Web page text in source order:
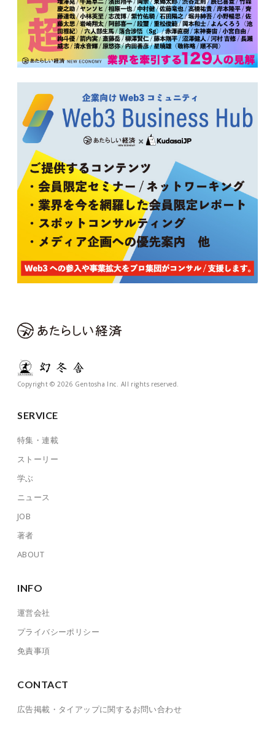
Copyright © 2026 Gentosha Inc. All rights reserved.
SERVICE
特集・連載
ストーリー
学ぶ
ニュース
JOB
著者
ABOUT
INFO
運営会社
プライバシーポリシー
免責事項
CONTACT
広告掲載・タイアップに関するお問い合わせ